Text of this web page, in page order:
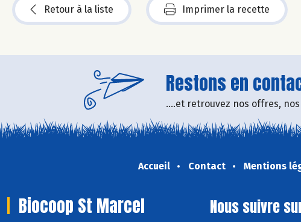
Retour à la liste Imprimer la recette
Restons en
....et retrouvez nos offres,
Accueil Contact Mentions
Biocoop St Marcel Nous suivre